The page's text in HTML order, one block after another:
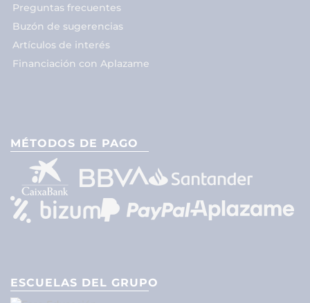
Preguntas frecuentes
Buzón de sugerencias
Artículos de interés
Financiación con Aplazame
MÉTODOS DE PAGO
ESCUELAS DEL GRUPO